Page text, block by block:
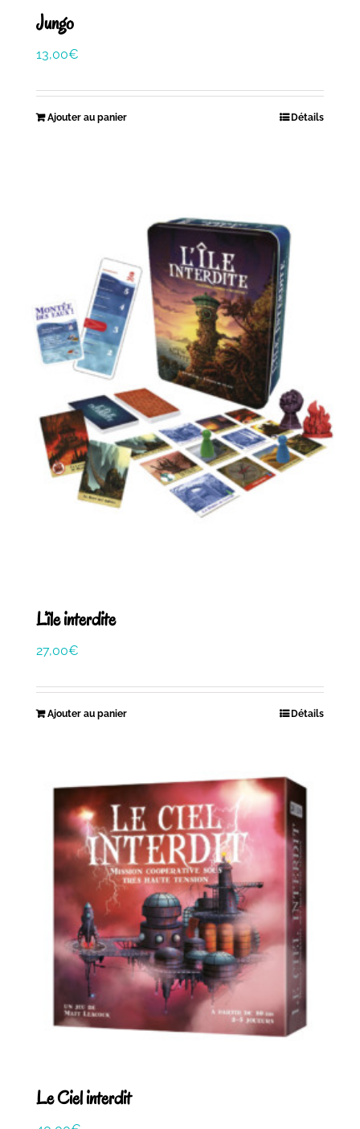
Jungo
13,00€
Ajouter au panier Détails
L’île interdite
27,00€
Ajouter au panier Détails
Le Ciel interdit